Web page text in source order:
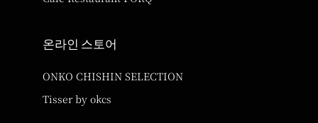
온라인 스토어
ONKO CHISHIN SELECTION
Tisser by okcs